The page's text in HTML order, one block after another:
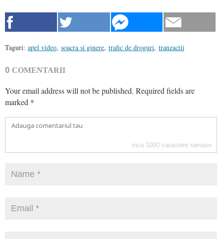
Taguri: apel video, soacra si ginere, trafic de droguri, tranzactii
0 COMENTARII
Your email address will not be published. Required fields are
marked *
inca 1000 caractere ramase